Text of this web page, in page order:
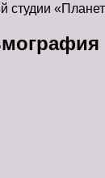
студии